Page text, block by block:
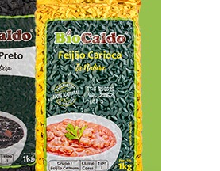
as normas da
e de medicamentos
direito ao voto de agentes de
no dia da eleição